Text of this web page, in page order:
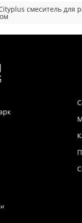
смеситель